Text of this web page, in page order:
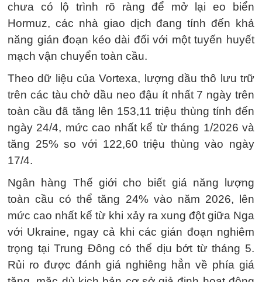
chưa có lộ trình rõ ràng để mở lại eo biển
Hormuz, các nhà giao dịch đang tính đến khả
năng gián đoạn kéo dài đối với một tuyến huyết
mạch vận chuyển toàn cầu.
Theo dữ liệu của Vortexa, lượng dầu thô lưu trữ
trên các tàu chở dầu neo đậu ít nhất 7 ngày trên
toàn cầu đã tăng lên 153,11 triệu thùng tính đến
ngày 24/4, mức cao nhất kể từ tháng 1/2026 và
tăng 25% so với 122,60 triệu thùng vào ngày
17/4.
Ngân hàng Thế giới cho biết giá năng lượng
toàn cầu có thể tăng 24% vào năm 2026, lên
mức cao nhất kể từ khi xảy ra xung đột giữa Nga
với Ukraine, ngay cả khi các gián đoạn nghiêm
trọng tại Trung Đông có thể dịu bớt từ tháng 5.
Rủi ro được đánh giá nghiêng hẳn về phía giá